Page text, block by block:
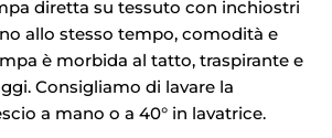
diretta su tessuto con inchiostri
allo stesso tempo, comodità e
è morbida al tatto, traspirante e
Consigliamo di lavare la
a mano o a 40° in lavatrice.